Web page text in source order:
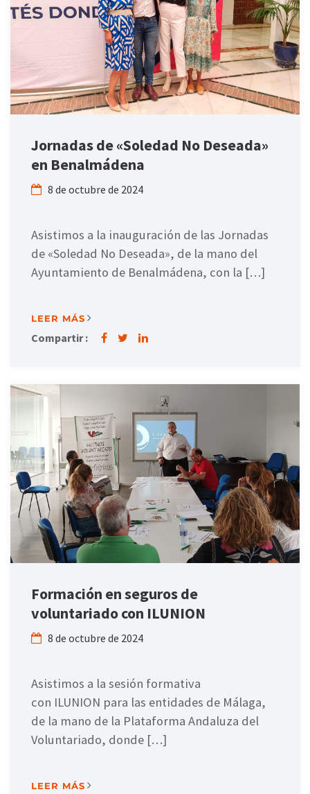
Jornadas de «Soledad No Deseada»
en Benalmádena
8 de octubre de 2024
Asistimos a la inauguración de las Jornadas
de «Soledad No Deseada», de la mano del
Ayuntamiento de Benalmádena, con la […]
LEER MÁS
Compartir :
Formación en seguros de
voluntariado con ILUNION
8 de octubre de 2024
Asistimos a la sesión formativa
con ILUNION para las entidades de Málaga,
de la mano de la Plataforma Andaluza del
Voluntariado, donde […]
LEER MÁS